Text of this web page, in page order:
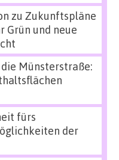
zu Zukunftspläne
Grün und neue
Münsterstraße:
fürs
der